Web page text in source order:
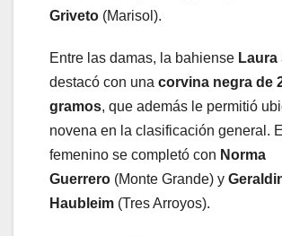
Griveto (Marisol).
Entre las damas, la bahiense Laura
destacó con una corvina negra de
gramos, que además le permitió
novena en la clasificación general.
femenino se completó con Norma
Guerrero (Monte Grande) y
Haubleim (Tres Arroyos).